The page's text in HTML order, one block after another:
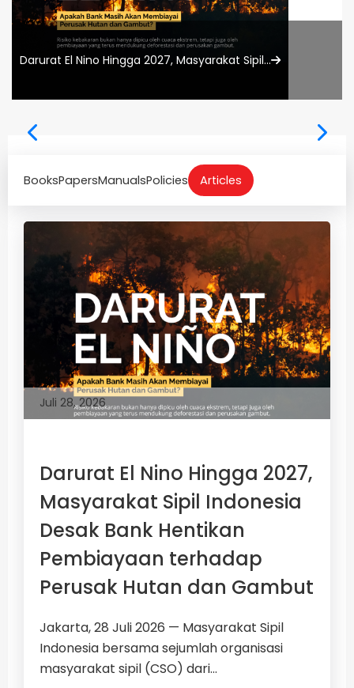
Darurat El Nino Hingga 2027, Masyarakat Sipil...
BooksPapersManualsPolicies Articles
Juli 28, 2026
Darurat El Nino Hingga 2027,
Masyarakat Sipil Indonesia
Desak Bank Hentikan
Pembiayaan terhadap
Perusak Hutan dan Gambut
Jakarta, 28 Juli 2026 — Masyarakat Sipil
Indonesia bersama sejumlah organisasi
masyarakat sipil (CSO) dari...